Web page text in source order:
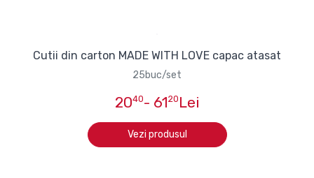
Cutii din carton MADE WITH LOVE capac atasat
25buc/set
2040- 6120 Lei
Vezi produsul